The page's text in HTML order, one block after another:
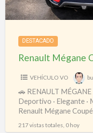
Cabrio
Techo
Rígido
Eléctrico
Revisado
Muy
Bien
Conservado
DESTACADO
VEHÍCULO VO
🚗 RENAULT MÉGANE
Deportivo · Elegante ·
Renault Mégane
217 vistas totales, 0 hoy